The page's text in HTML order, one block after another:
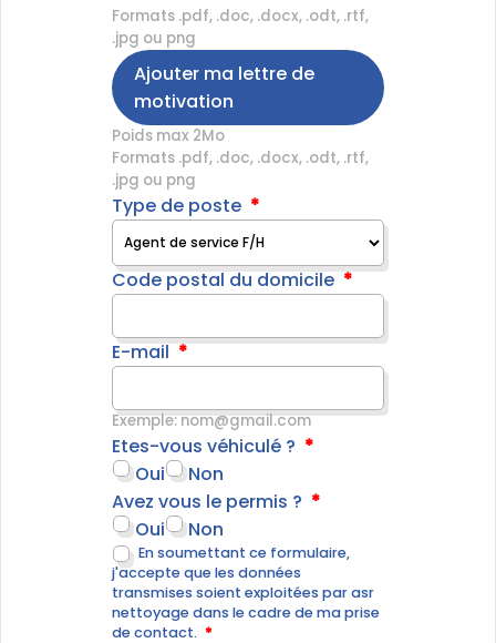
Formats .pdf, .doc, .docx, .odt, .rtf,
.jpg ou png
Ajouter ma lettre de
motivation
Poids max 2Mo
Formats .pdf, .doc, .docx, .odt, .rtf,
.jpg ou png
Type de poste
Code postal du domicile
E-mail
Exemple: nom@gmail.com
Etes-vous véhiculé ?
Oui
Non
Avez vous le permis ?
Oui
Non
En soumettant ce formulaire,
j'accepte que les données
transmises soient exploitées par asr
nettoyage dans le cadre de ma prise
de contact.